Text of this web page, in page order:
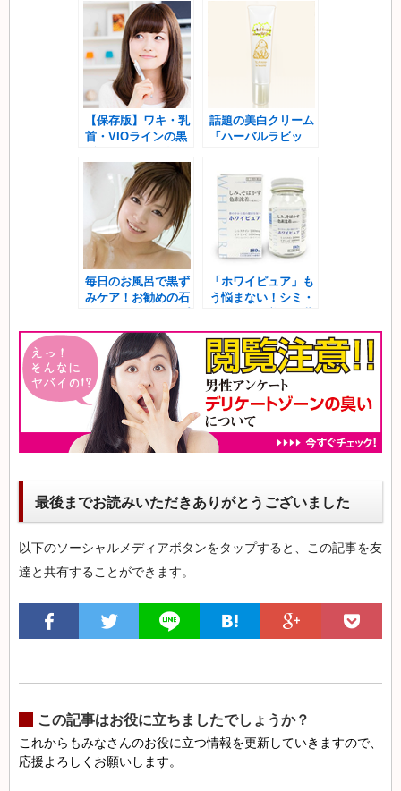
黒ずみ対策 果と口コミ
【保存版】ワキ・乳
首・VIOラインの黒
方
話題の美白クリーム
「ハーバルラビッ
毎日のお風呂で黒ず
みケア！お勧めの石
は？
「ホワイピュア」も
う悩まない！シミ・
品でケア！
最後までお読みいただきありがとうございました
以下のソーシャルメディアボタンをタップすると、この記事を友
達と共有することができます。
この記事はお役に立ちましたでしょうか？
これからもみなさんのお役に立つ情報を更新していきますので、
応援よろしくお願いします。